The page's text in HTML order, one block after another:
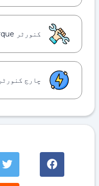
کنورٹر Torque
چارج کنورٹر